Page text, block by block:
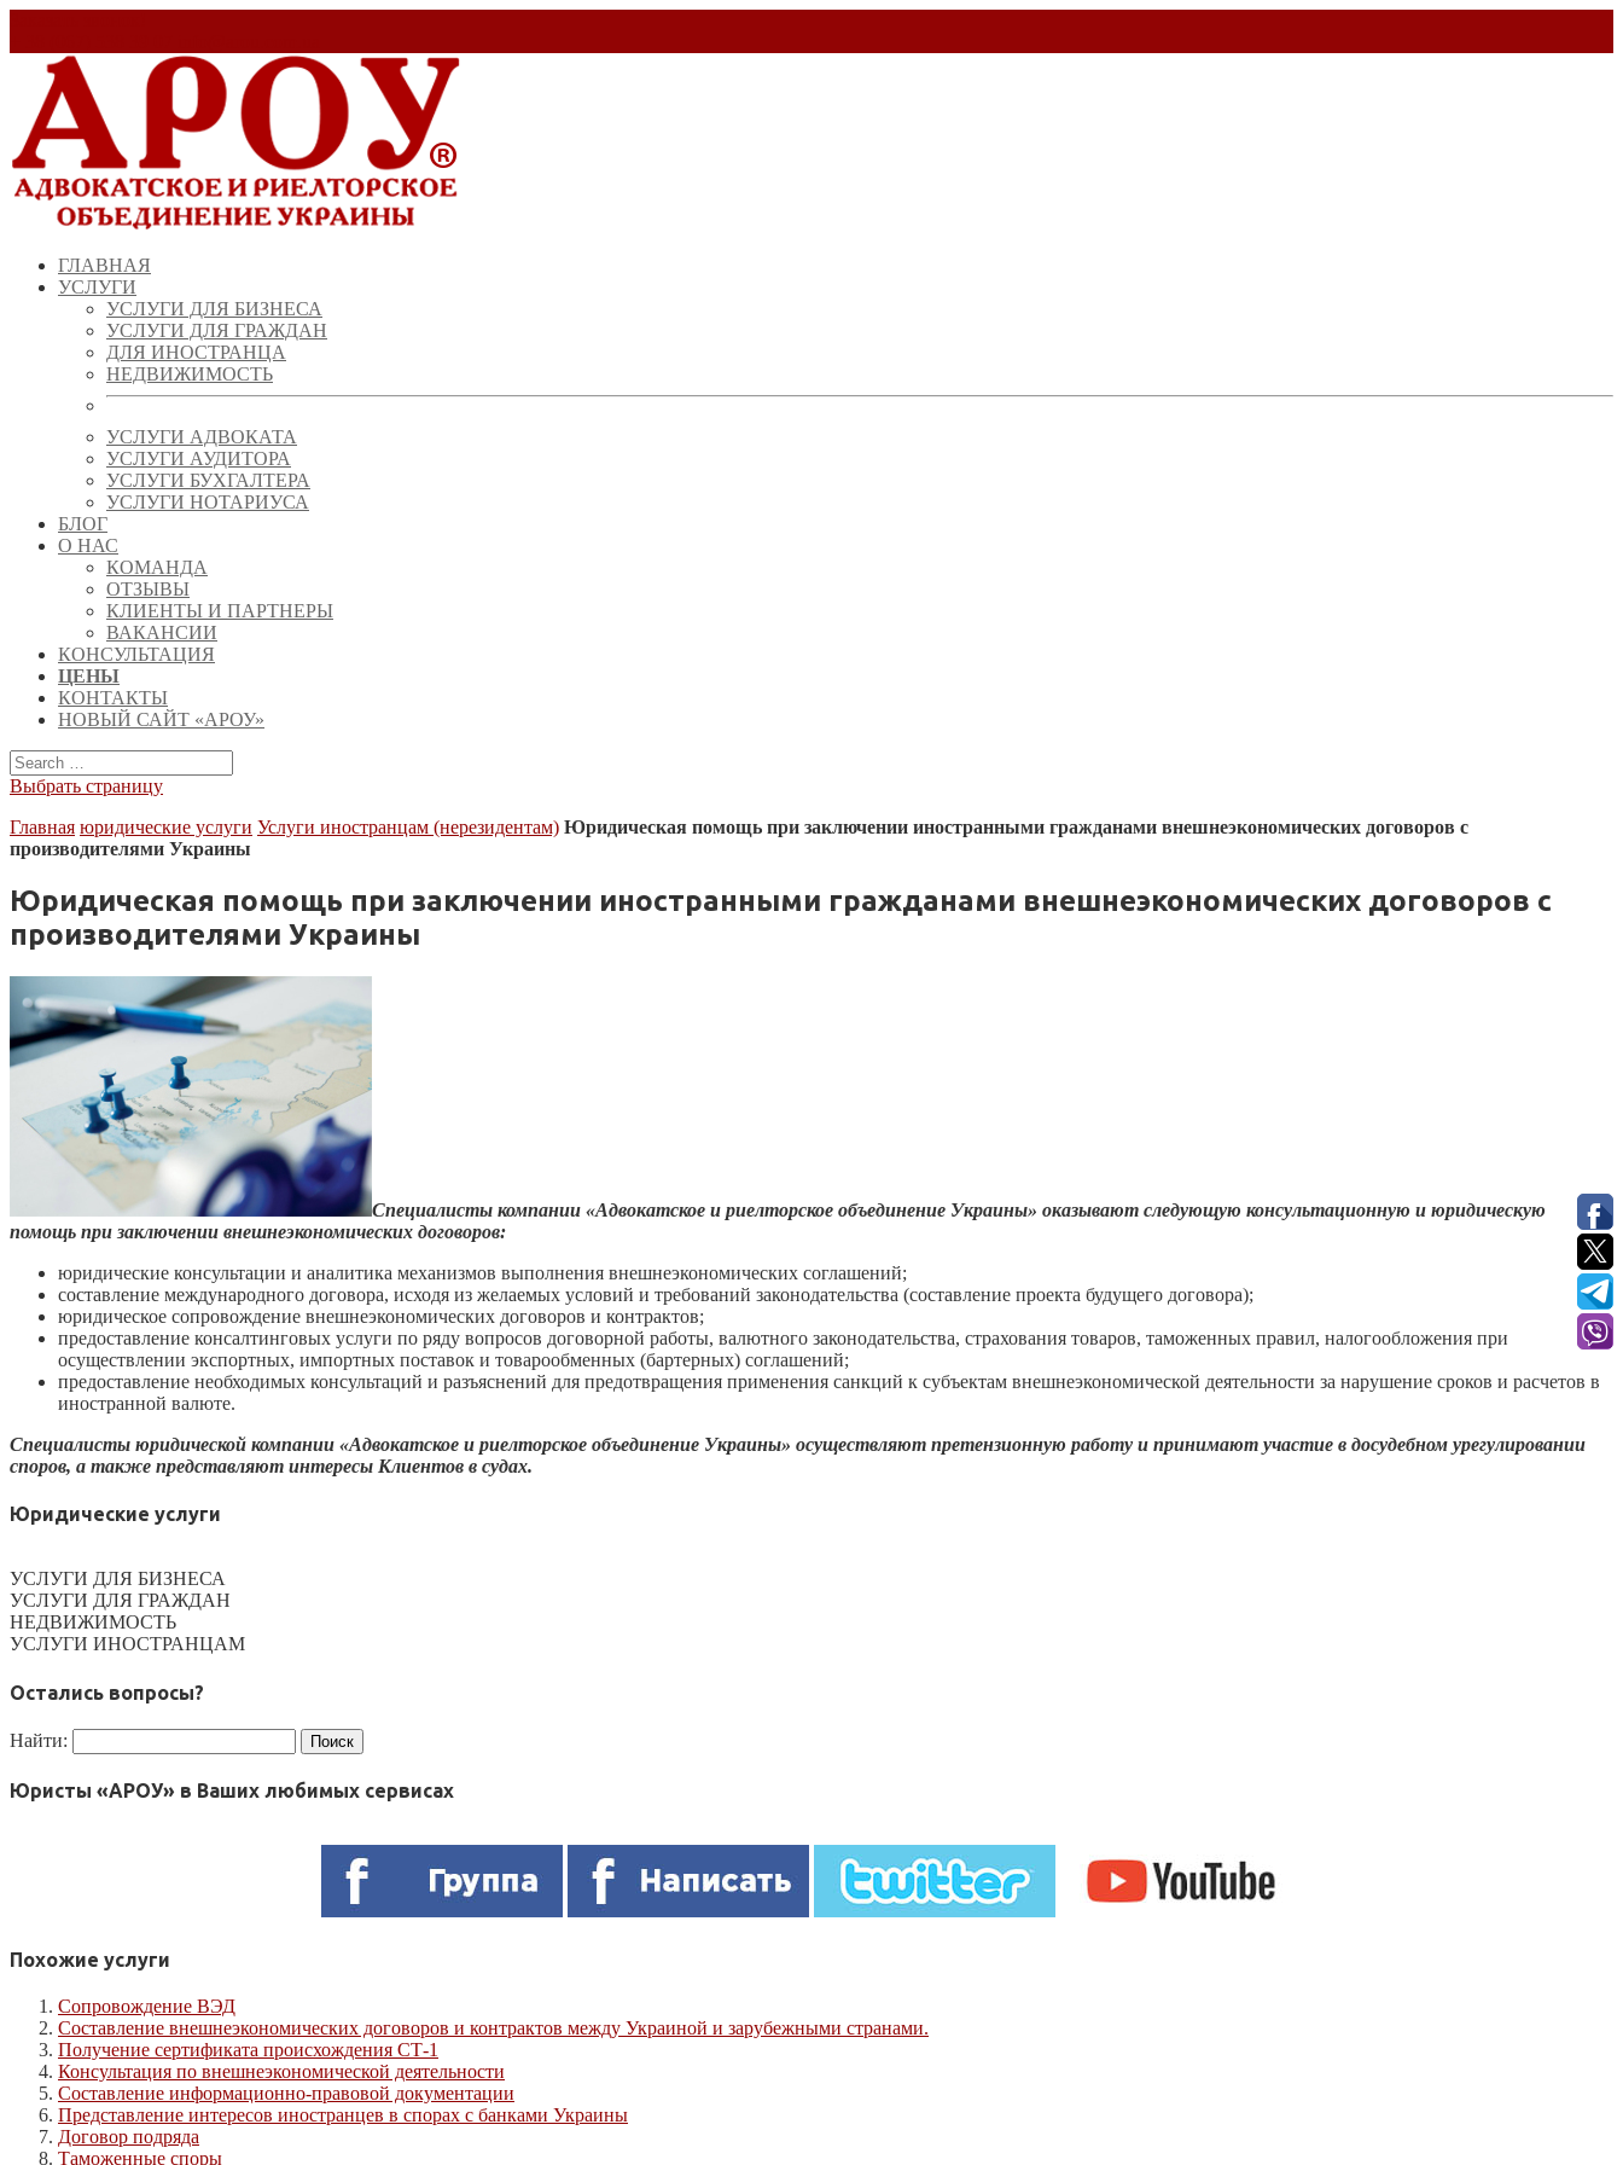
ГЛАВНАЯ
УСЛУГИ
УСЛУГИ ДЛЯ БИЗНЕСА
УСЛУГИ ДЛЯ ГРАЖДАН
ДЛЯ ИНОСТРАНЦА
НЕДВИЖИМОСТЬ
УСЛУГИ АДВОКАТА
УСЛУГИ АУДИТОРА
УСЛУГИ БУХГАЛТЕРА
УСЛУГИ НОТАРИУСА
БЛОГ
О НАС
КОМАНДА
ОТЗЫВЫ
КЛИЕНТЫ И ПАРТНЕРЫ
ВАКАНСИИ
КОНСУЛЬТАЦИЯ
ЦЕНЫ
КОНТАКТЫ
НОВЫЙ САЙТ «АРОУ»
Выбрать страницу
Главная юридические услуги Услуги иностранцам (нерезидентам) Юридическая помощь при заключении иностранными гражданами внешнеэкономических договоров с
производителями Украины
Юридическая помощь при заключении иностранными гражданами внешнеэкономических договоров с
производителями Украины
Специалисты компании «Адвокатское и риелторское объединение Украины» оказывают следующую консультационную и юридическую
помощь при заключении внешнеэкономических договоров:
юридические консультации и аналитика механизмов выполнения внешнеэкономических соглашений;
составление международного договора, исходя из желаемых условий и требований законодательства (составление проекта будущего договора);
юридическое сопровождение внешнеэкономических договоров и контрактов;
предоставление консалтинговых услуги по ряду вопросов договорной работы, валютного законодательства, страхования товаров, таможенных правил, налогообложения при
осуществлении экспортных, импортных поставок и товарообменных (бартерных) соглашений;
предоставление необходимых консультаций и разъяснений для предотвращения применения санкций к субъектам внешнеэкономической деятельности за нарушение сроков и расчетов в
иностранной валюте.
Специалисты юридической компании «Адвокатское и риелторское объединение Украины» осуществляют претензионную работу и принимают участие в досудебном урегулировании
споров, а также представляют интересы Клиентов в судах.
Юридические услуги
УСЛУГИ ДЛЯ БИЗНЕСА
УСЛУГИ ДЛЯ ГРАЖДАН
НЕДВИЖИМОСТЬ
УСЛУГИ ИНОСТРАНЦАМ
Остались вопросы?
Найти:
Юристы «АРОУ» в Ваших любимых сервисах
Похожие услуги
Сопровождение ВЭД
Составление внешнеэкономических договоров и контрактов между Украиной и зарубежными странами.
Получение сертификата происхождения СТ-1
Консультация по внешнеэкономической деятельности
Составление информационно-правовой документации
Представление интересов иностранцев в спорах с банками Украины
Договор подряда
Таможенные споры